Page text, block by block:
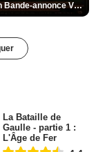
Cotton Queen Bande-annonce VO STFR
La Bataille de
Gaulle - partie 1 :
L'Âge de Fer